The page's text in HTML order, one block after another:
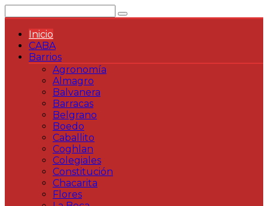
al
contenidoInicio
CABA
Barrios
Agronomía
Almagro
Balvanera
Barracas
Belgrano
Boedo
Caballito
Coghlan
Colegiales
Constitución
Chacarita
Flores